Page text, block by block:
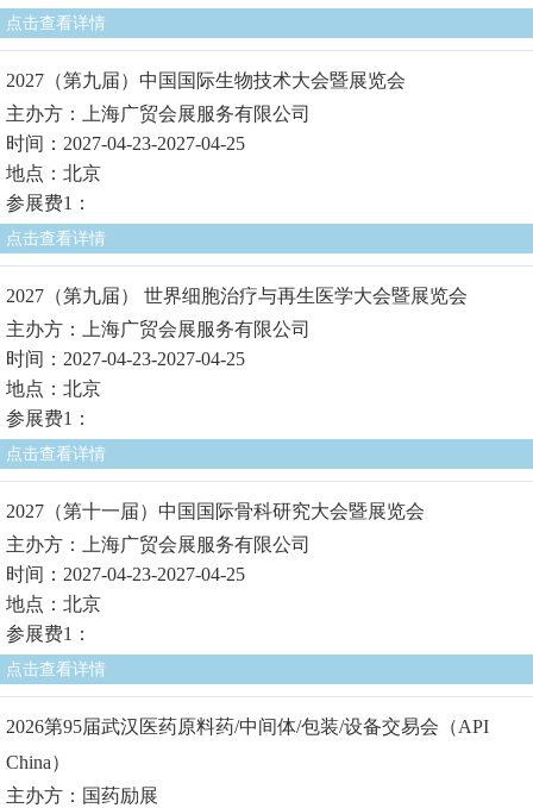
点击查看详情
2027（第九届）中国国际生物技术大会暨展览会
主办方：上海广贸会展服务有限公司
时间：2027-04-23-2027-04-25
地点：北京
参展费1：
点击查看详情
2027（第九届） 世界细胞治疗与再生医学大会暨展览会
主办方：上海广贸会展服务有限公司
时间：2027-04-23-2027-04-25
地点：北京
参展费1：
点击查看详情
2027（第十一届）中国国际骨科研究大会暨展览会
主办方：上海广贸会展服务有限公司
时间：2027-04-23-2027-04-25
地点：北京
参展费1：
点击查看详情
2026第95届武汉医药原料药/中间体/包装/设备交易会（API
China）
主办方：国药励展